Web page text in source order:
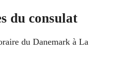
du consulat
du Danemark à La